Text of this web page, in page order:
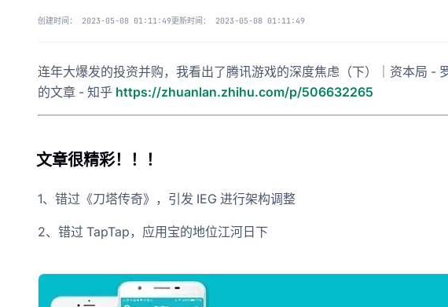
创建时间： 2023-05-08 01:11:49更新时间： 2023-05-08 01:11:49
连年大爆发的投资并购，我看出了腾讯游戏的深度焦虑（下）｜资本局 -
的文章 - 知乎 https://zhuanlan.zhihu.com/p/506632265
文章很精彩！！！
1、错过《刀塔传奇》，引发 IEG 进行架构调整
2、错过 TapTap，应用宝的地位江河日下